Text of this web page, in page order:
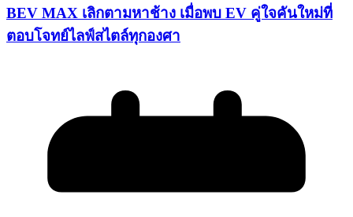
BEV MAX เลิกตามหาช้าง เมื่อพบ EV คู่ใจคันใหม่ที่
ตอบโจทย์ไลฟ์สไตล์ทุกองศา